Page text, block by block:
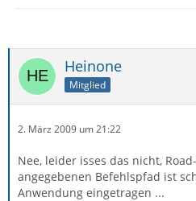
Heinone
Mitglied
2. März 2009 um 21:22
Nee, leider isses das nicht,
angegebenen Befehlspfad ist
Anwendung eingetragen ...